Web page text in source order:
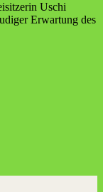
Uschi
Erwar­tung des